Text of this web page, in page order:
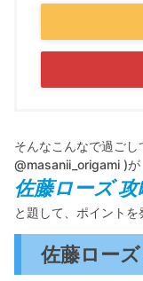
そんなこんなで過ご
@masanii_origami )が
佐藤ローズ
と題して、ポイントを
佐藤ローズ